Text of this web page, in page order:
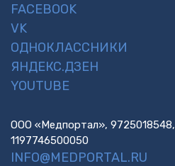
FACEBOOK
VK
ОДНОКЛАССНИКИ
ЯНДЕКС.ДЗЕН
YOUTUBE
ООО «Медпортал», 9725018548,
1197746500050
INFO@MEDPORTAL.RU